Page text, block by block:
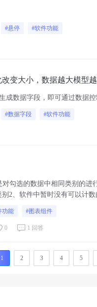
#悬停 #软件功能
变大小，数据越大模型越
成数据字段，即可通过数据
#数据字段 #软件功能
勾选的数据中相同类别的
2、软件中暂时没有可以计
功能 #图表组件
0 1 回答
1 2 3 4 5